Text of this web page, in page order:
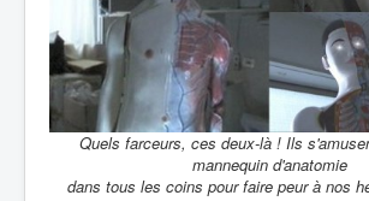
Quels farceurs, ces deux-là ! Ils
mannequin d'anatomie
dans tous les coins pour faire peur à nos